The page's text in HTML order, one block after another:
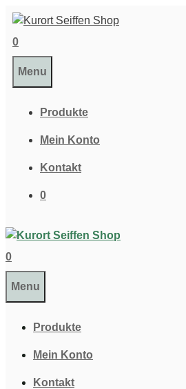
Zum
Inhalt
springen
0
Menu
Produkte
Mein Konto
Kontakt
0
0
Menu
Produkte
Mein Konto
Kontakt